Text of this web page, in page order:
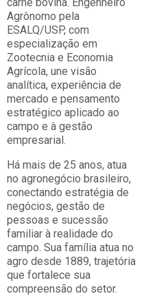
Agrônomo pela
ESALQ/USP, com
especialização em
Zootecnia e Economia
Agrícola, une visão
analítica, experiência de
mercado e pensamento
estratégico aplicado ao
campo e à gestão
empresarial.
Há mais de 25 anos, atua
no agronegócio brasileiro,
conectando estratégia de
negócios, gestão de
pessoas e sucessão
familiar à realidade do
campo. Sua família atua no
agro desde 1889, trajetória
que fortalece sua
compreensão do setor.